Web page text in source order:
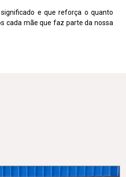
e que reforça o quanto
cada mãe que faz parte da nossa